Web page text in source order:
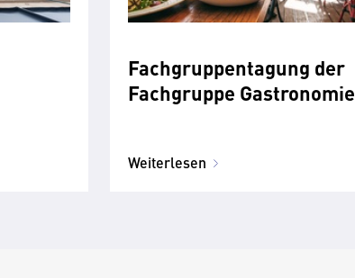
Fachgruppentagung der
Fachgruppe Gastronomie
Weiterlesen